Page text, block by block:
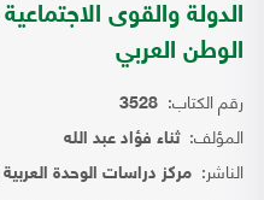
الدولة والقوى
الوطن العربي
رقم الكتاب: 3528
المؤلف:ثناء فؤاد عبد الله
الناشر: مركز دراسات الوحدة العربية